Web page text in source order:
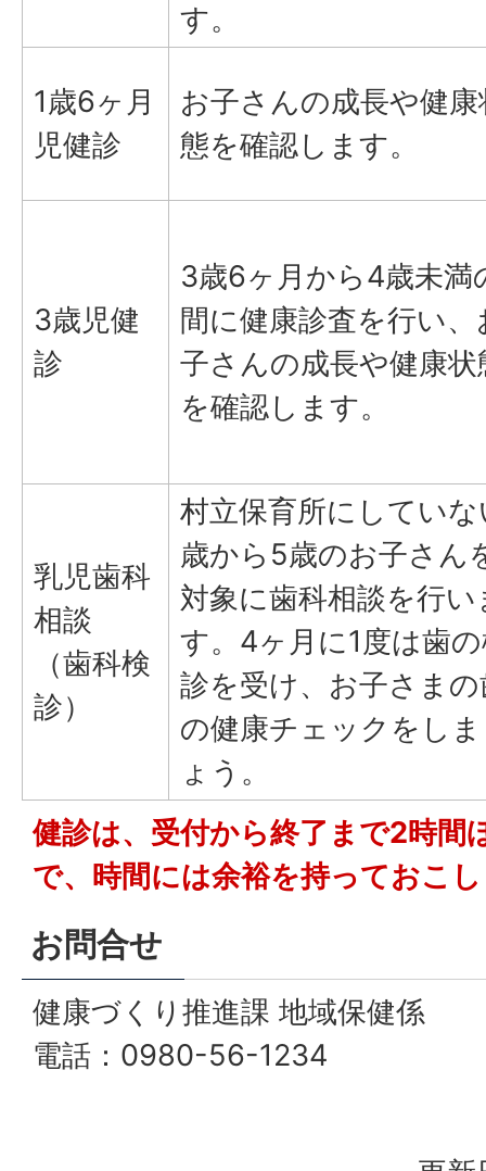
す。
1歳6ヶ月
児健診
お子さんの成長や健康
態を確認します。
3歳児健
診
3歳6ヶ月から4歳未満
間に健康診査を行い、
子さんの成長や健康状
を確認します。
乳児歯科
相談
（歯科検
診）
村立保育所にしていな
歳から5歳のお子さん
対象に歯科相談を行い
す。4ヶ月に1度は歯
診を受け、お子さまの
の健康チェックをし
ょう。
健診は、受付から終了まで2時間
で、時間には余裕を持っておこ
お問合せ
健康づくり推進課 地域保健係
電話：0980-56-1234